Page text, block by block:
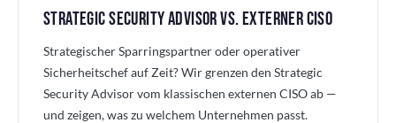
STRATEGIC SECURITY ADVISOR VS. EXTERNER CISO
Strategischer Sparringspartner oder operativer
Sicherheitschef auf Zeit? Wir grenzen den Strategic
Security Advisor vom klassischen externen CISO ab —
und zeigen, was zu welchem Unternehmen passt.